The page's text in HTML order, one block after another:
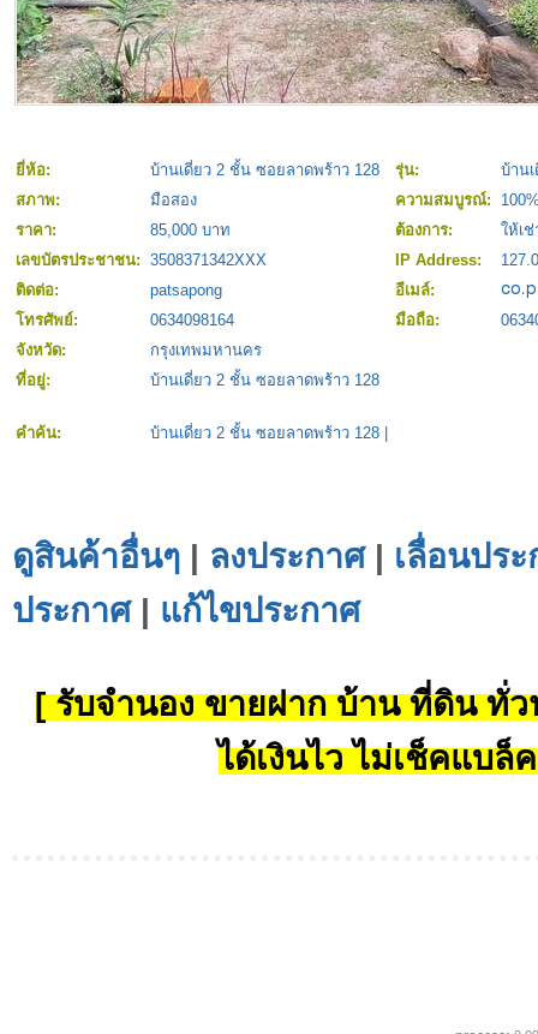
ยี่ห้อ: บ้านเดี่ยว 2 ชั้น ซอยลาดพร้าว 128 รุ่น:
บ้าน
สภาพ:
มือสอง ความสมบูรณ์:
ราคา:
85,000 บาท ต้องการ:
ให้เช่
เลขบัตรประชาชน: 3508371342XXX IP Address:
ติดต่อ:
patsapong
อีเมล์:
โทรศัพย์:
0634098164 มือถือ:
จังหวัด:
กรุงเทพมหานคร
ที่อยู่:
บ้านเดี่ยว 2 ชั้น ซอยลาดพร้าว 128
คำค้น: บ้านเดี่ยว 2 ชั้น ซอยลาดพร้าว 128
ดูสินค้าอื่นๆ | ลงประกาศ| เลื่อนปร
ประกาศ| แก้ไขประกาศ
[ รับจำนอง ขายฝาก บ้าน ที่ดิน ทั่ว
ได้เงินไว ไม่เช็คแบล็